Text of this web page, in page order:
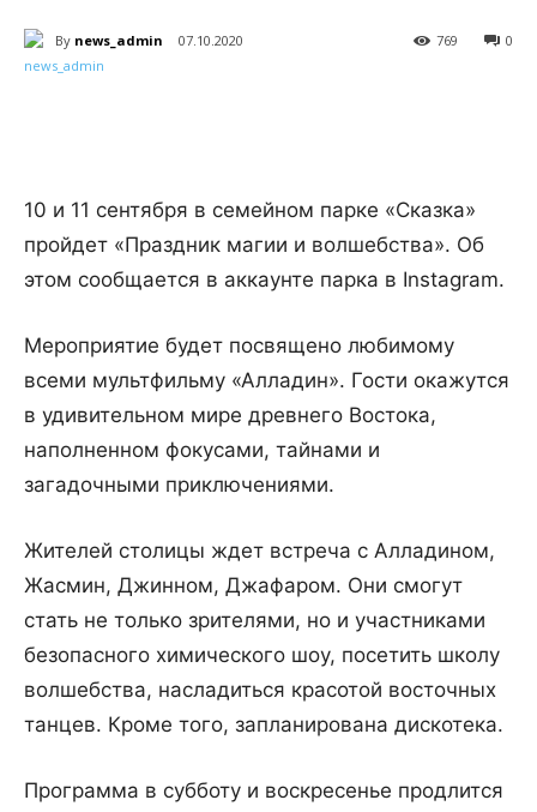
By news_admin 07.10.2020 0
769
10 и 11 сентября в семейном парке «Сказка»
пройдет «Праздник магии и волшебства». Об
этом сообщается в аккаунте парка в Instagram.
Мероприятие будет посвящено любимому
всеми мультфильму «Алладин». Гости окажутся
в удивительном мире древнего Востока,
наполненном фокусами, тайнами и
загадочными приключениями.
Жителей столицы ждет встреча с Алладином,
Жасмин, Джинном, Джафаром. Они смогут
стать не только зрителями, но и участниками
безопасного химического шоу, посетить школу
волшебства, насладиться красотой восточных
танцев. Кроме того, запланирована дискотека.
Программа в субботу и воскресенье продлится